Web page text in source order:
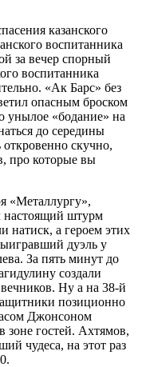
казанского
воспитанника
за вечер спорный
воспитанника
«Ак Барс» без
опасным броском
унылое «бодание» на
до середины
откровенно скучно,
про которые вы
«Металлургу»,
настоящий штурм
натиск, а героем этих
дуэль у
За пять минут до
создали
Ну а на 38-й
позиционно
Джонсоном
зоне гостей. Ахтямов,
чудеса, на этот раз